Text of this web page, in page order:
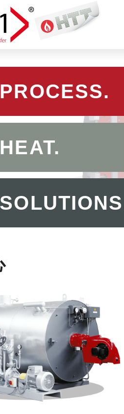
PROCESS.
HEAT.